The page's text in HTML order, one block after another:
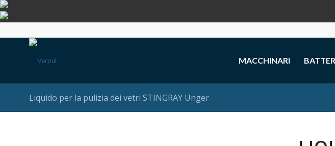
MACCHINARI
Liquido per la pulizia dei vetri STINGRAY Unger